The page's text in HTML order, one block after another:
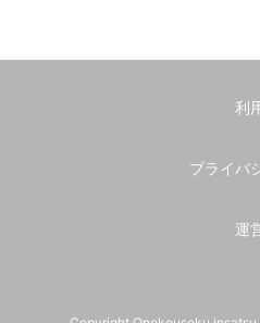
利
プライバ
運